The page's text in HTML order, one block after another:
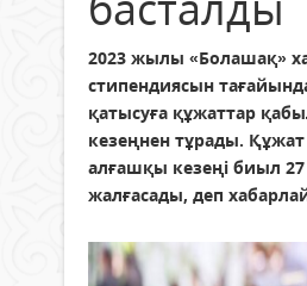
2023 жылы «Болашақ»
стипендиясын
қатысуға құжаттар
кезеңнен тұрады.
алғашқы кезеңі биыл 27
жалғасады, деп